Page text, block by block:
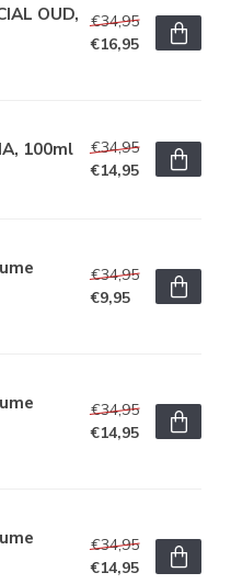
OUD,
€34,95
€16,95
100ml
€34,95
€14,95
€34,95
€9,95
€34,95
€14,95
€34,95
€14,95